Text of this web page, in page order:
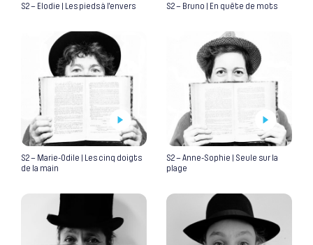
S2 – Elodie | Les pieds à l’envers S2 – Bruno | En quête de mots
S2 – Marie-Odile | Les cinq doigts
de la main
S2 – Anne-Sophie | Seule sur la
plage